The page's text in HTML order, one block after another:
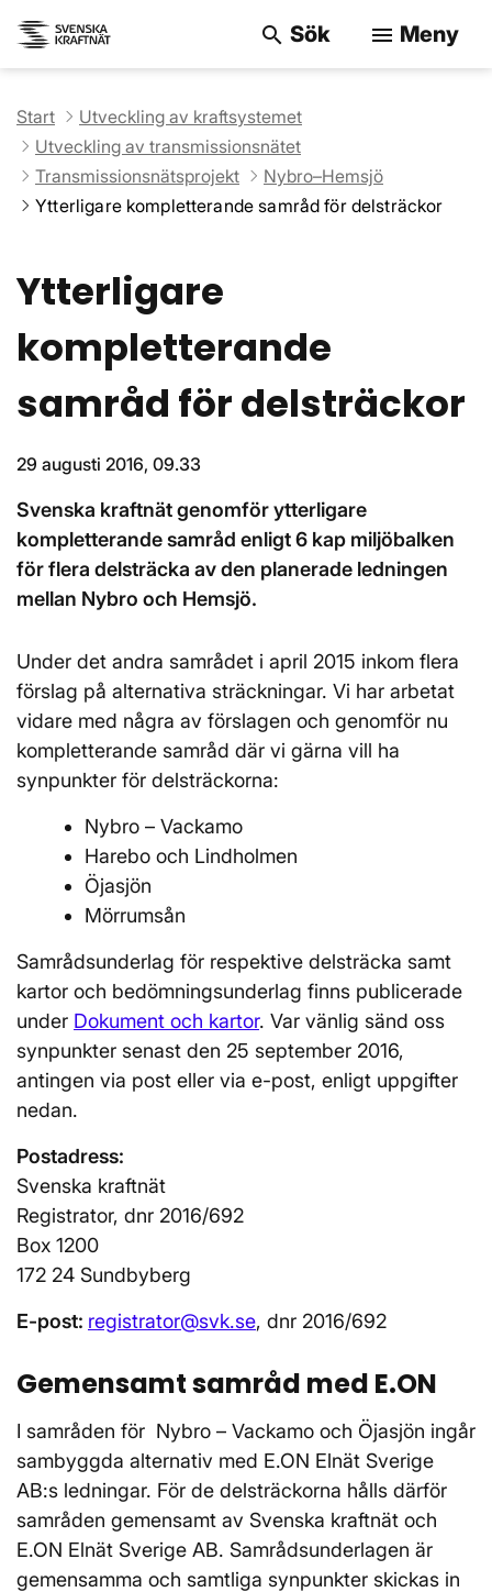
search Sök menu Meny
Start
Utveckling av kraftsystemet
Utveckling av transmissionsnätet
Transmissionsnätsprojekt
Nybro–Hemsjö
Ytterligare kompletterande samråd för delsträckor
Ytterligare
kompletterande
samråd för delsträckor
29 augusti 2016, 09.33
Svenska kraftnät genomför ytterligare
kompletterande samråd enligt 6 kap miljöbalken
för flera delsträcka av den planerade ledningen
mellan Nybro och Hemsjö.
Under det andra samrådet i april 2015 inkom flera
förslag på alternativa sträckningar. Vi har arbetat
vidare med några av förslagen och genomför nu
kompletterande samråd där vi gärna vill ha
synpunkter för delsträckorna:
Nybro – Vackamo
Harebo och Lindholmen
Öjasjön
Mörrumsån
Samrådsunderlag för respektive delsträcka samt
kartor och bedömningsunderlag finns publicerade
under Dokument och kartor. Var vänlig sänd oss
synpunkter senast den 25 september 2016,
antingen via post eller via e-post, enligt uppgifter
nedan.
Postadress:
Svenska kraftnät
Registrator, dnr 2016/692
Box 1200
172 24 Sundbyberg
E-post: registrator@svk.se, dnr 2016/692
Gemensamt samråd med E.ON
I samråden för Nybro – Vackamo och Öjasjön ingår
sambyggda alternativ med E.ON Elnät Sverige
AB:s ledningar. För de delsträckorna hålls därför
samråden gemensamt av Svenska kraftnät och
E.ON Elnät Sverige AB. Samrådsunderlagen är
gemensamma och samtliga synpunkter skickas in